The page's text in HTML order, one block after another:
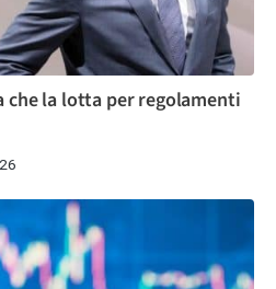
che la lotta per regolamenti